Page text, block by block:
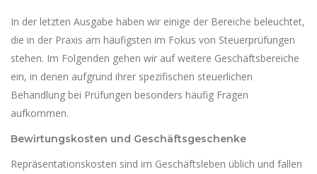
In der letzten Ausgabe haben wir einige der Bereiche beleuchtet,
die in der Praxis am häufigsten im Fokus von Steuerprüfungen
stehen. Im Folgenden gehen wir auf weitere Geschäftsbereiche
ein, in denen aufgrund ihrer spezifischen steuerlichen
Behandlung bei Prüfungen besonders häufig Fragen
aufkommen.
Bewirtungskosten und Geschäftsgeschenke
Repräsentationskosten sind im Geschäftsleben üblich und fallen